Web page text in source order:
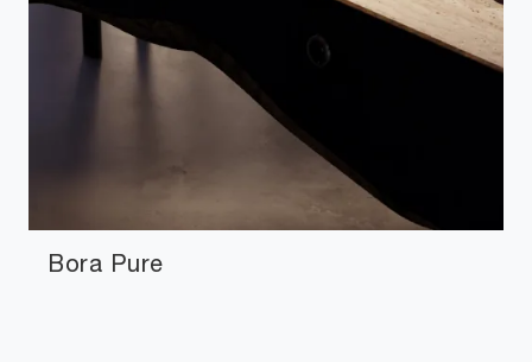
Bora Pure